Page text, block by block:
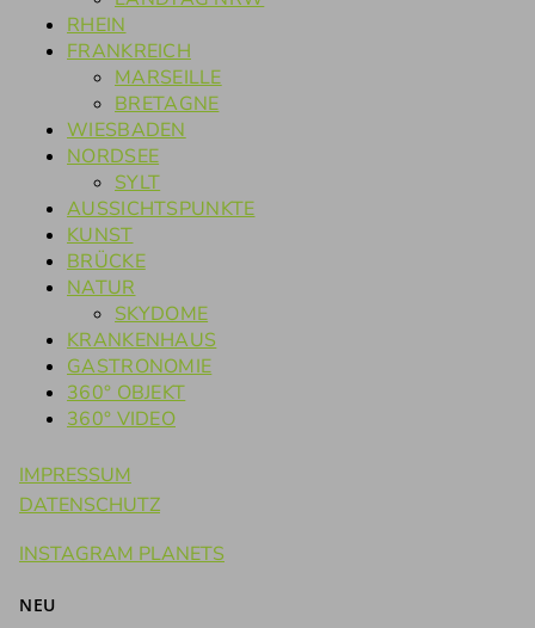
RHEIN
FRANKREICH
MARSEILLE
BRETAGNE
WIESBADEN
NORDSEE
SYLT
AUSSICHTSPUNKTE
KUNST
BRÜCKE
NATUR
SKYDOME
KRANKENHAUS
GASTRONOMIE
360° OBJEKT
360° VIDEO
IMPRESSUM
DATENSCHUTZ
INSTAGRAM PLANETS
NEU